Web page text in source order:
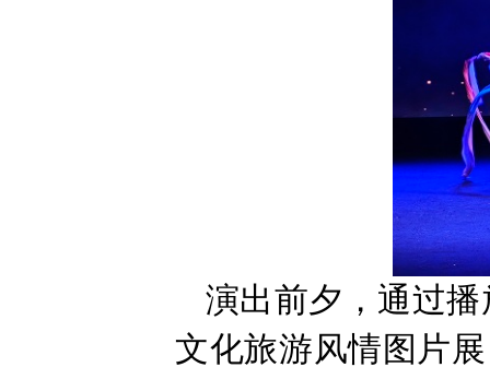
演出前夕，通过
文化旅游风情图片